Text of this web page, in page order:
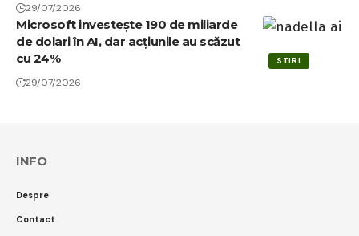
29/07/2026
STIRI
Microsoft investește 190 de miliarde
de dolari în AI, dar acțiunile au scăzut
cu 24%
29/07/2026
INFO
Despre
Contact